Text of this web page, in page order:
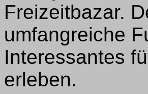
Freizeitbazar.
umfangreiche
Interessantes
erleben.